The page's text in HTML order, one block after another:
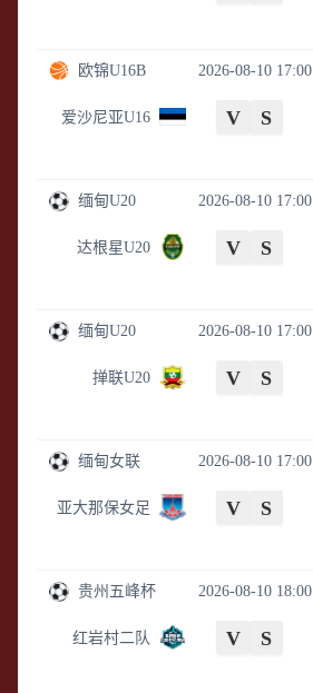
2026-08-10 17:00
欧锦U16B
爱沙尼亚U16 V S
2026-08-10 17:00
缅甸U20
达根星U20 V S
2026-08-10 17:00
缅甸U20
掸联U20 V S
2026-08-10 17:00
缅甸女联
亚大那保女足 V S
2026-08-10 18:00
贵州五峰杯
红岩村二队 V S